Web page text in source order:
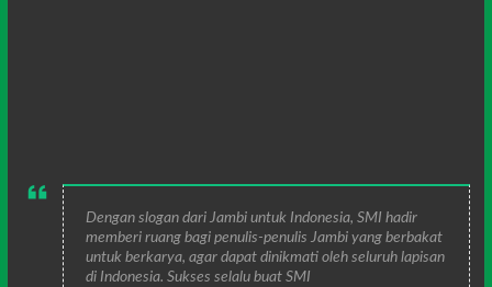
Dengan slogan dari Jambi untuk Indonesia, SMI hadir
memberi ruang bagi penulis-penulis Jambi yang berbakat
untuk berkarya, agar dapat dinikmati oleh seluruh lapisan
di Indonesia. Sukses selalu buat SMI